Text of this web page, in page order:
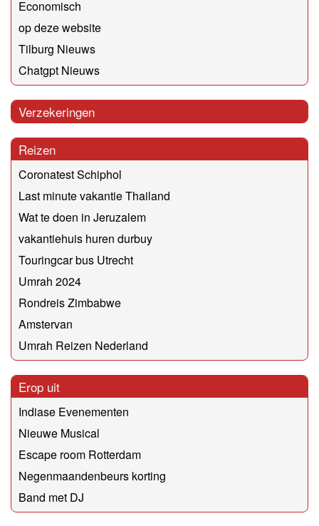
Economisch
op deze website
Tilburg Nieuws
Chatgpt Nieuws
Verzekeringen
Reizen
Coronatest Schiphol
Last minute vakantie Thailand
Wat te doen in Jeruzalem
vakantiehuis huren durbuy
Touringcar bus Utrecht
Umrah 2024
Rondreis Zimbabwe
Amstervan
Umrah Reizen Nederland
Erop uit
Indiase Evenementen
Nieuwe Musical
Escape room Rotterdam
Negenmaandenbeurs korting
Band met DJ